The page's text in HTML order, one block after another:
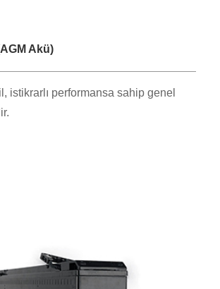
Akü)
istikrarlı performansa sahip genel